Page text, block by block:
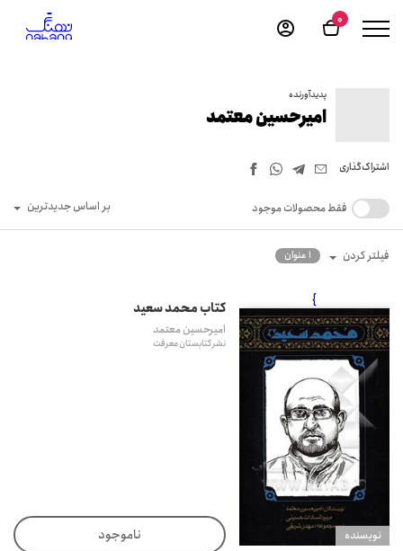
0
پدیدآورنده
امیرحسین معتمد
اشتراک‌گذاری
فقط محصولات موجود بر اساس جدیدترین
فیلتر کردن 1 عنوان
نويسنده
} کتاب محمد سعید
امیرحسین معتمد
نشر کتابستان معرفت
ناموجود